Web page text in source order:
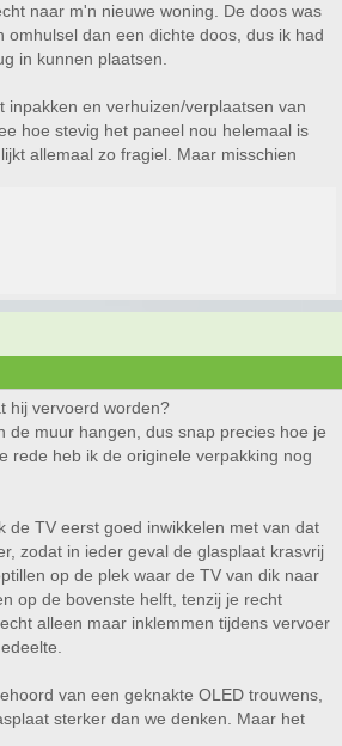
naar m'n nieuwe woning. De doos was
omhulsel dan een dichte doos, dus ik had
in kunnen plaatsen.
inpakken en verhuizen/verplaatsen van
hoe stevig het paneel nou helemaal is
allemaal zo fragiel. Maar misschien
hij vervoerd worden?
de muur hangen, dus snap precies hoe je
rede heb ik de originele verpakking nog
de TV eerst goed inwikkelen met van dat
zodat in ieder geval de glasplaat krasvrij
op de plek waar de TV van dik naar
op de bovenste helft, tenzij je recht
alleen maar inklemmen tijdens vervoer
van een geknakte OLED trouwens,
sterker dan we denken. Maar het